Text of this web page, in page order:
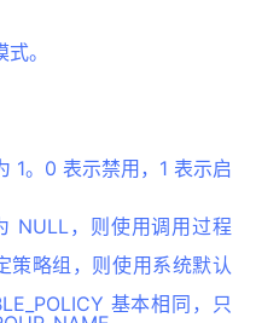
。
1。0 表示禁用，1 表示启
NULL，则使用调用过程
策略组，则使用系统默认
基本相同，只